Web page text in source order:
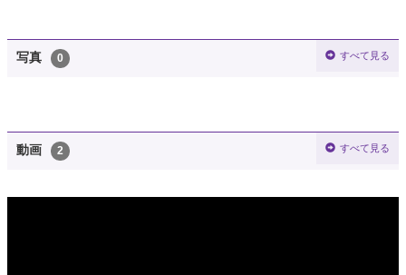
写真 0 すべて見る
動画 2 すべて見る